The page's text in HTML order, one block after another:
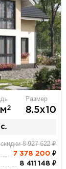
2
Размер
8.5х10
8 927 622 ₽
7 378 200 ₽
8 411 148 ₽